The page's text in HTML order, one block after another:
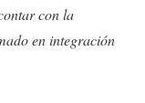
con la
en integración